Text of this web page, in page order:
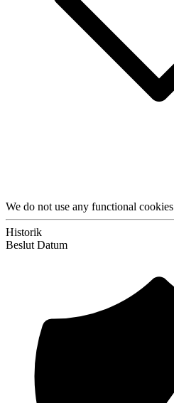
We do not use any functional cookies
Historik
Beslut Datum